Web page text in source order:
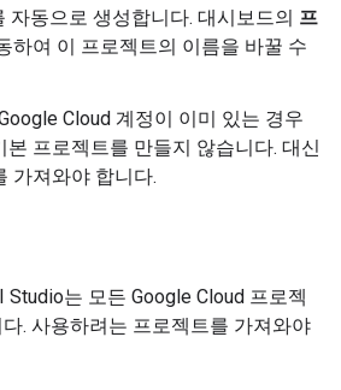
자동으로 생성합니다. 대시보드의 프
하여 이 프로젝트의 이름을 바꿀 수
Cloud 계정이 이미 있는 경우
본 프로젝트를 만들지 않습니다. 대신
가져와야 합니다.
Studio는 모든 Google Cloud 프로젝
. 사용하려는 프로젝트를 가져와야